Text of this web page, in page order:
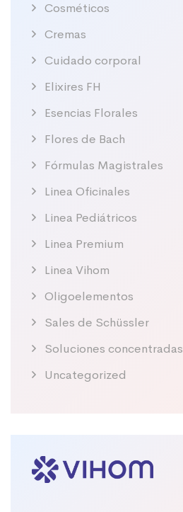
Cosméticos
Cremas
Cuidado corporal
Elixires FH
Esencias Florales
Flores de Bach
Fórmulas Magistrales
Linea Oficinales
Linea Pediátricos
Linea Premium
Linea Vihom
Oligoelementos
Sales de Schüssler
Soluciones concentradas
Uncategorized